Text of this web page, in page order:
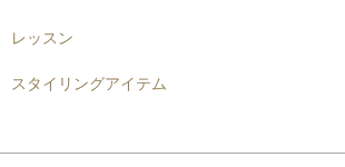
レッスン
スタイリングアイテム